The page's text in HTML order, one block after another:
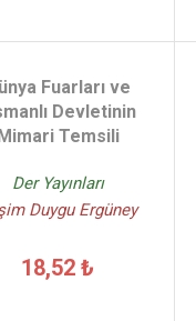
Fuarları ve
Devletinin
Temsili
Der Yayınları
Duygu Ergüney
18,52 ₺